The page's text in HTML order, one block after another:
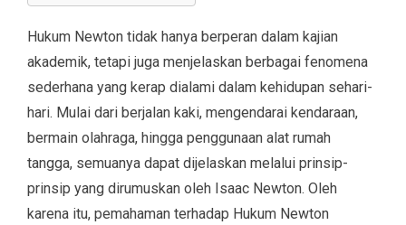
Hukum Newton tidak hanya berperan dalam kajian
akademik, tetapi juga menjelaskan berbagai fenomena
sederhana yang kerap dialami dalam kehidupan sehari-
hari. Mulai dari berjalan kaki, mengendarai kendaraan,
bermain olahraga, hingga penggunaan alat rumah
tangga, semuanya dapat dijelaskan melalui prinsip-
prinsip yang dirumuskan oleh Isaac Newton. Oleh
karena itu, pemahaman terhadap Hukum Newton